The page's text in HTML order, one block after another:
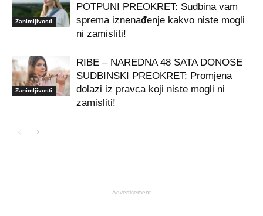
Zanimljivosti
POTPUNI PREOKRET: Sudbina vam
sprema iznenađenje kakvo niste mogli
ni zamisliti!
Zanimljivosti
RIBE – NAREDNA 48 SATA DONOSE
SUDBINSKI PREOKRET: Promjena
dolazi iz pravca koji niste mogli ni
zamisliti!
- Advertisement -